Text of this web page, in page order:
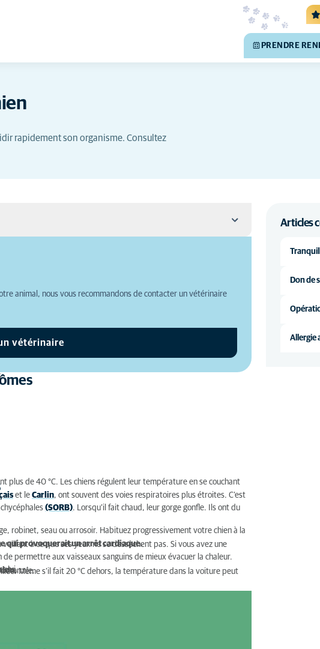
PRENDRE
rapidement son organisme. Consultez
animal, nous vous recommandons de contacter un vétérinaire
vétérinaire
:
plus de 40 °C. Les chiens régulent leur température en se couchant
et le Carlin, ont souvent des voies respiratoires plus étroites. C’est
(SORB). Lorsqu’il fait chaud, leur gorge gonfle. Ils ont du
robinet, seau ou arrosoir. Habituez progressivement votre chien à la
qui provoquerait un arrêt cardiaque.
à ce que ses yeux ne se dessèchent pas. Si vous avez une
permettre aux vaisseaux sanguins de mieux évacuer la chaleur.
lui.Même s’il fait 20 °C dehors, la température dans la voiture peut
Articles
Don de
Allergie